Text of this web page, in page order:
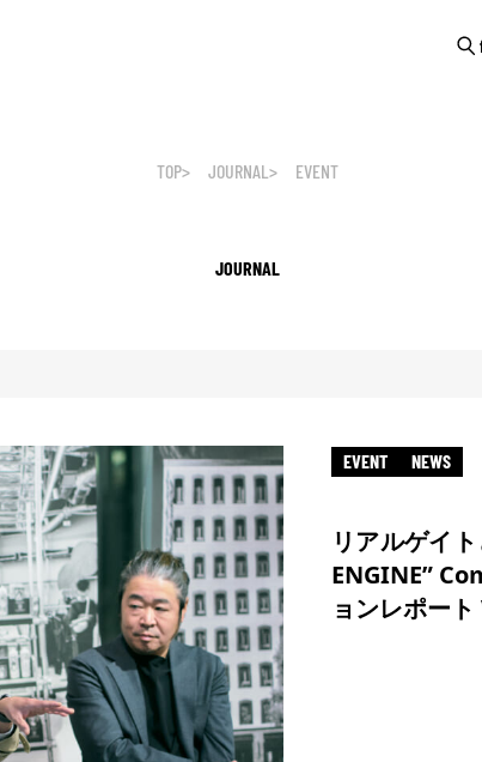
TOP JOURNAL EVENT
JOURNAL
EVENT NEWS
リアルゲイ
ENGINE”
ョンレポー